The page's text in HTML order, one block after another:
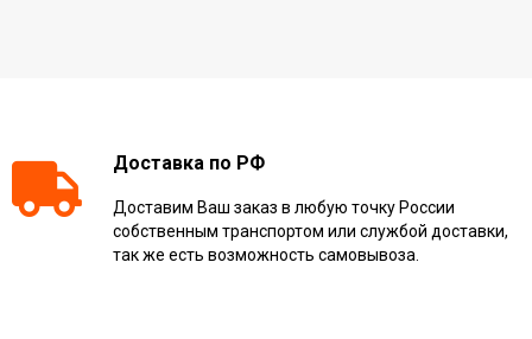
Доставка по РФ
Доставим Ваш заказ в любую точку России
собственным транспортом или службой доставки,
так же есть возможность самовывоза.